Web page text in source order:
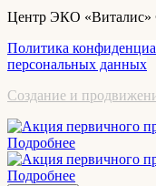
Центр ЭКО «Виталис»
Политика
персональных данных
Создание и
Подробнее
Подробнее